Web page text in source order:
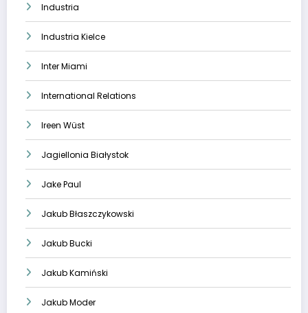
Industria
Industria Kielce
Inter Miami
International Relations
Ireen Wüst
Jagiellonia Białystok
Jake Paul
Jakub Błaszczykowski
Jakub Bucki
Jakub Kamiński
Jakub Moder